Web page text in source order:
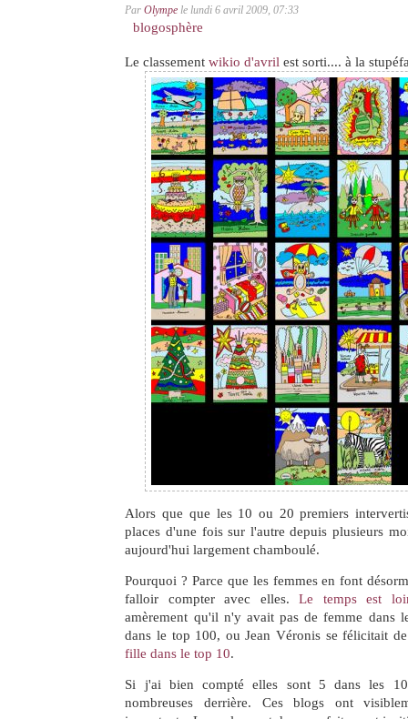
ParOlympe le lundi 6 avril 2009, 07:33
blogosphère
Le classementwikio d'avril est sorti.... à la
Alors que que les 10 ou 20 premiers
places d'une fois sur l'autre depuis plusieurs
aujourd'hui largement chamboulé.
Pourquoi ? Parce que les femmes en font
falloir compter avec elles.Le temps est
amèrement qu'il n'y avait pas de femme dans
dans le top 100, ou Jean Véronis se félicitait
fille dans le top 10.
Si j'ai bien compté elles sont 5 dans les 10
nombreuses derrière. Ces blogs ont